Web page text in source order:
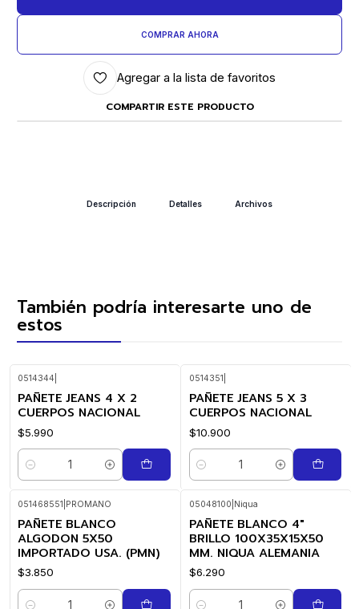
COMPRAR AHORA
Agregar a la lista de favoritos
COMPARTIR ESTE PRODUCTO
Descripción Detalles Archivos
También podría interesarte uno de
estos
0514344
PAÑETE JEANS 4 X 2
CUERPOS NACIONAL
$5.990
Cantidad
0514351
PAÑETE JEANS 5 X 3
CUERPOS NACIONAL
$10.900
Cantidad
051468551 PROMANO
PAÑETE BLANCO
ALGODON 5X50
IMPORTADO USA. (PMN)
$3.850
05048100 Niqua
PAÑETE BLANCO 4"
BRILLO 100X35X15X50
MM. NIQUA ALEMANIA
$6.290